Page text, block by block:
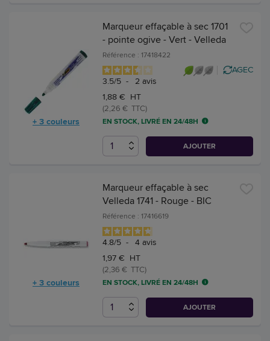
+ 3 couleurs
Marqueur effaçable à sec 1701
- pointe ogive - Vert - Velleda
Référence : 17418422
3.5/5 - 2 avis
AGEC
1,88 € HT
(2,26 € TTC)
EN STOCK, LIVRÉ EN 24/48H
AJOUTER
+ 3 couleurs
Marqueur effaçable à sec
Velleda 1741 - Rouge - BIC
Référence : 17416619
4.8/5 - 4 avis
1,97 € HT
(2,36 € TTC)
EN STOCK, LIVRÉ EN 24/48H
AJOUTER